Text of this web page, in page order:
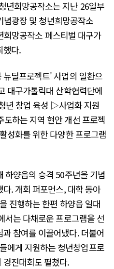
년희망공작소는 지난 26일부
념광장 및 청년희망공작소
희망공작소 페스티벌 대구가
했다.
딜프로젝트' 사업의 일환으
대구가톨릭대 산학협력단에
년 창업 육성 ▷사업화 지원
하는 지역 현안 개선 프로젝
성화를 위한 다양한 프로그램
하양읍의 승격 50주년을 기념
. 개회 퍼포먼스, 대학 동아
진행하는 한편 하양읍 일대
서는 다채로운 프로그램을 선
참여를 이끌어냈다. 더불어
에게 지원하는 청년창업프로
진대회도 펼쳤다.